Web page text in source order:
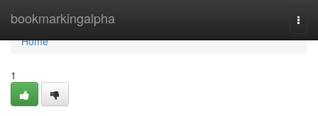
bookmarkingalpha
Home
Home
1